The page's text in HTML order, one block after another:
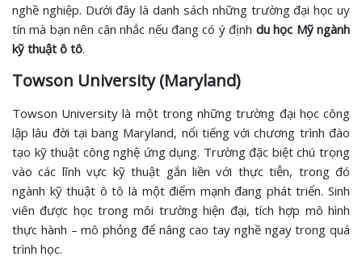
nghề nghiệp. Dưới đây là danh sách những trường đại học uy
tín mà bạn nên cân nhắc nếu đang có ý định du học Mỹ ngành
kỹ thuật ô tô.
Towson University (Maryland)
Towson University là một trong những trường đại học công
lập lâu đời tại bang Maryland, nổi tiếng với chương trình đào
tạo kỹ thuật công nghệ ứng dụng. Trường đặc biệt chú trọng
vào các lĩnh vực kỹ thuật gắn liền với thực tiễn, trong đó
ngành kỹ thuật ô tô là một điểm mạnh đang phát triển. Sinh
viên được học trong môi trường hiện đại, tích hợp mô hình
thực hành – mô phỏng để nâng cao tay nghề ngay trong quá
trình học.